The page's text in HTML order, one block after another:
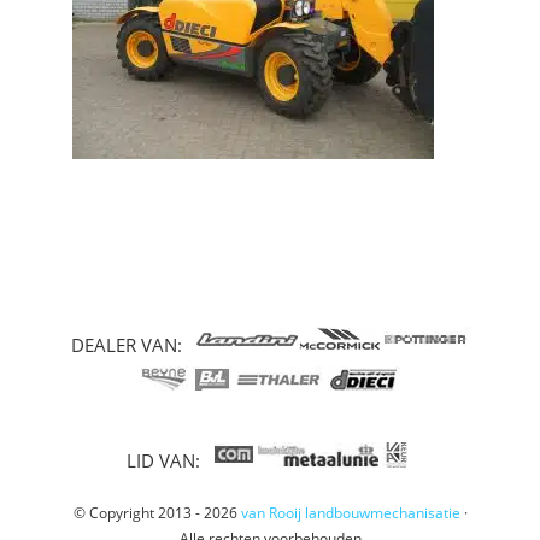
DEALER VAN:
LID VAN:
© Copyright 2013 - 2026van Rooij landbouwmechanisatie ·